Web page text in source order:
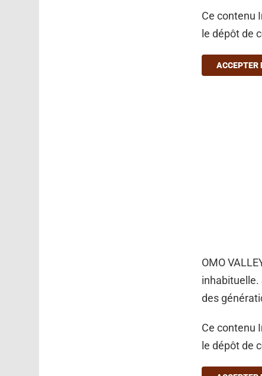
Ce contenu
le dépôt de
ACCEPTER
OMO
inhabituelle.
des
Ce contenu
le dépôt de